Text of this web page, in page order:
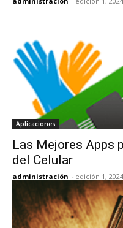
Aplicaciones
Las Mejores Apps
del Celular
administración - edición 1, 2024